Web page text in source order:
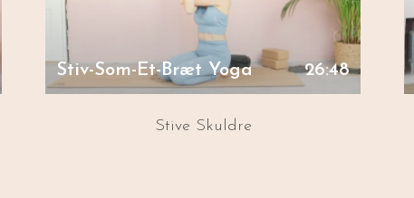
Stiv-Som-Et-Bræt Yoga 26:48
Stive Skuldre